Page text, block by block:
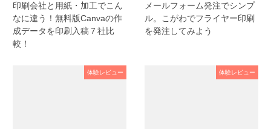
印刷会社と用紙・加工でこん
なに違う！無料版Canvaの作
成データを印刷入稿７社比
較！
メールフォーム発注でシンプ
ル。こがわでフライヤー印刷
を発注してみよう
体験レビュー 体験レビュー